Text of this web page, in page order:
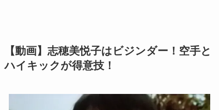
【動画】志穂美悦子はビジンダー！空手と
ハイキックが得意技！